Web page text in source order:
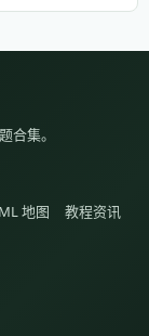
合集。
地图 教程资讯